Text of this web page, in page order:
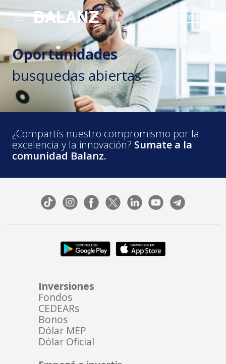
Ingresar
Oportunidades
busquedas abiertas
¿Compartís nuestro compromismo por la
excelencia y la innovación? Sumate a la
comunidad Balanz.
Inversiones
Fondos
CEDEARs
Bonos
Dólar MEP
Dólar Oficial